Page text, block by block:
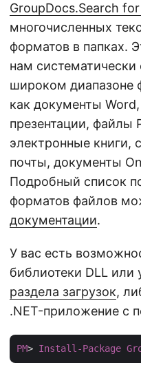
GroupDocs.Search
многочисленных
форматов в папках.
нам систематически
широком диапазоне
как документы
презентации, файлы
электронные книги,
почты, документы
Подробный список
форматов файлов
документации.
У вас есть
библиотеки DLL или
раздела загрузок,
.NET-приложение с
PM> Install-Package